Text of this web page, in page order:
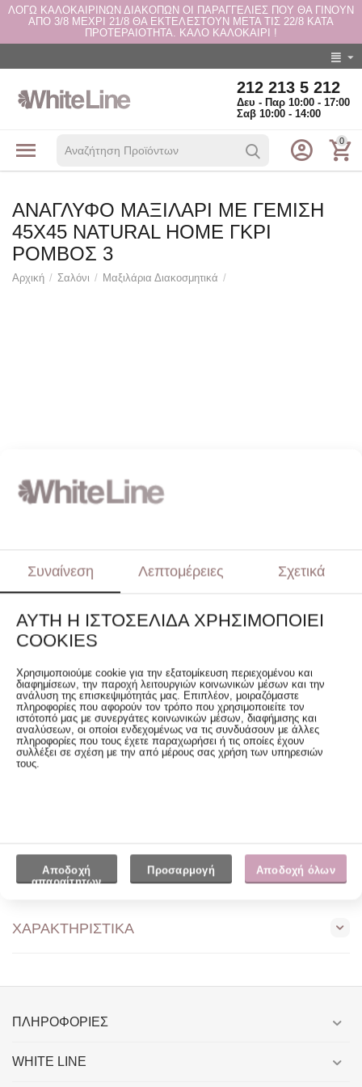
ΛΟΓΩ ΚΑΛΟΚΑΙΡΙΝΩΝ ΔΙΑΚΟΠΩΝ ΟΙ ΠΑΡΑΓΓΕΛΙΕΣ ΠΟΥ ΘΑ ΓΙΝΟΥΝ
ΑΠΟ 3/8 ΜΕΧΡΙ 21/8 ΘΑ ΕΚΤΕΛΕΣΤΟΥΝ ΜΕΤΑ ΤΙΣ 22/8 ΚΑΤΑ
ΠΡΟΤΕΡΑΙΟΤΗΤΑ. ΚΑΛΟ ΚΑΛΟΚΑΙΡΙ !
212 213 5 212
Δευ - Παρ 10:00 - 17:00
Σαβ 10:00 - 14:00
0
ΑΝΑΓΛΥΦΟ ΜΑΞΙΛΑΡΙ ΜΕ ΓΕΜΙΣΗ
45Χ45 NATURAL HOME ΓΚΡΙ
ΡΟΜΒΟΣ 3
Αρχική / Σαλόνι / Μαξιλάρια Διακοσμητικά /
18.90 €
Κατασκευαστής: NATURAL HOME
Αποστολή: 10-15 ΗΜΕΡΕΣ
Τρόποι Πληρωμής
Τρόποι Αποστολής
ΑΝΑΓΛΥΦΟ ΜΑΞΙΛΑΡΙ ΜΕ ΓΕΜΙΣΗ 45Χ45 NATURAL HOME ΓΚΡΙ
ΧΑΡΑΚΤΗΡΙΣΤΙΚΆ
ΠΛΗΡΟΦΟΡΊΕΣ
WHITE LINE
Συναίνεση Λεπτομέρειες Σχετικά
ΑΥΤΉ Η ΙΣΤΟΣΕΛΊΔΑ ΧΡΗΣΙΜΟΠΟΙΕΊ
COOKIES
Χρησιμοποιούμε cookie για την εξατομίκευση περιεχομένου και
διαφημίσεων, την παροχή λειτουργιών κοινωνικών μέσων και την
ανάλυση της επισκεψιμότητάς μας. Επιπλέον, μοιραζόμαστε
πληροφορίες που αφορούν τον τρόπο που χρησιμοποιείτε τον
ιστότοπό μας με συνεργάτες κοινωνικών μέσων, διαφήμισης και
αναλύσεων, οι οποίοι ενδεχομένως να τις συνδυάσουν με άλλες
πληροφορίες που τους έχετε παραχωρήσει ή τις οποίες έχουν
συλλέξει σε σχέση με την από μέρους σας χρήση των υπηρεσιών
τους.
Αποδοχή
απαραίτητων
Προσαρμογή Αποδοχή όλων